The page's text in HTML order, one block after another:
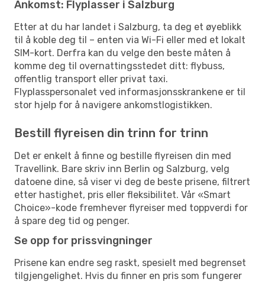
Ankomst: Flyplasser i Salzburg
Etter at du har landet i Salzburg, ta deg et øyeblikk
til å koble deg til – enten via Wi-Fi eller med et lokalt
SIM-kort. Derfra kan du velge den beste måten å
komme deg til overnattingsstedet ditt: flybuss,
offentlig transport eller privat taxi.
Flyplasspersonalet ved informasjonsskrankene er til
stor hjelp for å navigere ankomstlogistikken.
Bestill flyreisen din trinn for trinn
Det er enkelt å finne og bestille flyreisen din med
Travellink. Bare skriv inn Berlin og Salzburg, velg
datoene dine, så viser vi deg de beste prisene, filtrert
etter hastighet, pris eller fleksibilitet. Vår «Smart
Choice»-kode fremhever flyreiser med toppverdi for
å spare deg tid og penger.
Se opp for prissvingninger
Prisene kan endre seg raskt, spesielt med begrenset
tilgjengelighet. Hvis du finner en pris som fungerer